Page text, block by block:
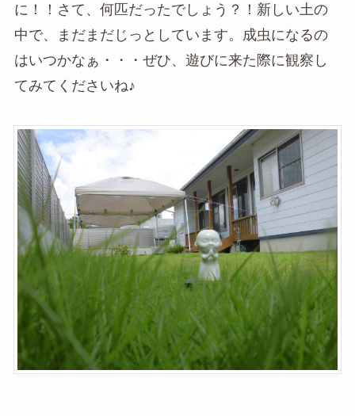
に！！さて、何匹だったでしょう？！新しい土の
中で、まだまだじっとしています。成虫になるの
はいつかなぁ・・・ぜひ、遊びに来た際に観察し
てみてくださいね♪